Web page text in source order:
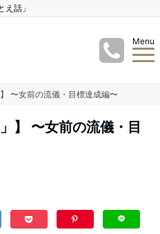
え話」
Menu
〜女前の流儀・目標達成編〜
】 〜女前の流儀・目